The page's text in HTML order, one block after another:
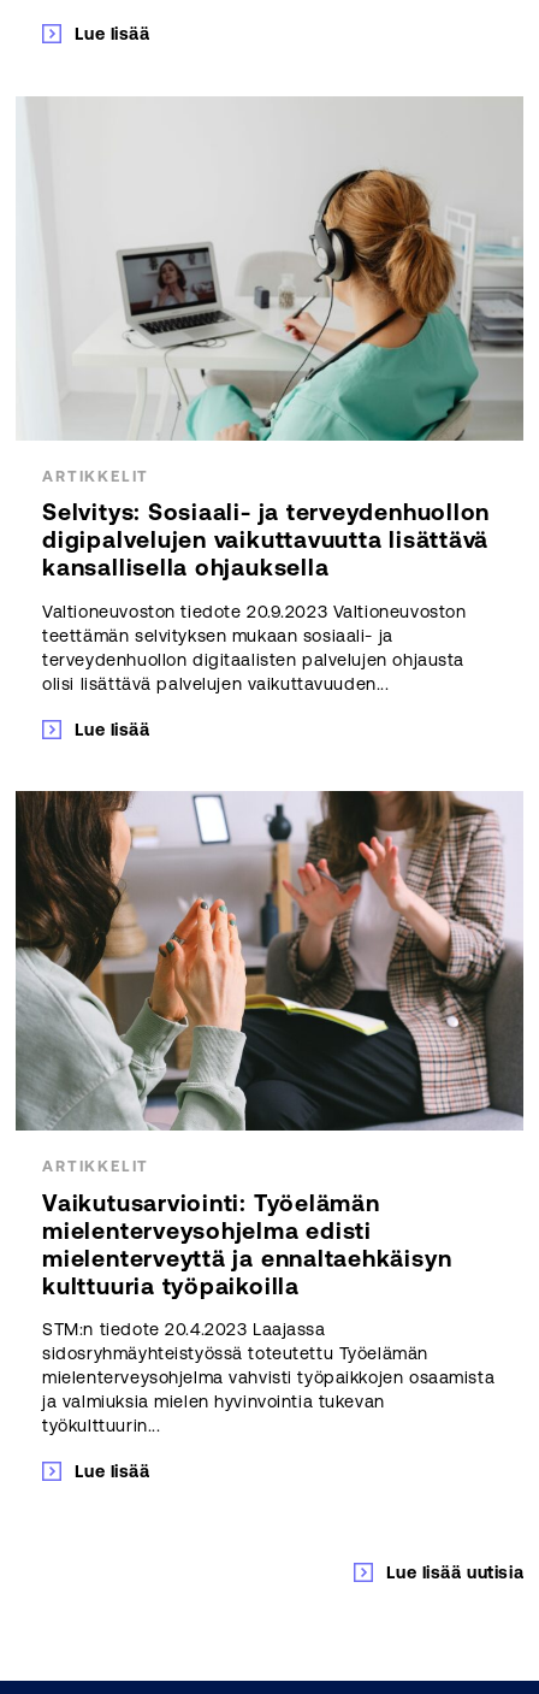
Lue lisää
ARTIKKELIT
Selvitys: Sosiaali- ja terveydenhuollon
digipalvelujen vaikuttavuutta lisättävä
kansallisella ohjauksella
Valtioneuvoston tiedote 20.9.2023 Valtioneuvoston
teettämän selvityksen mukaan sosiaali- ja
terveydenhuollon digitaalisten palvelujen ohjausta
olisi lisättävä palvelujen vaikuttavuuden...
Lue lisää
ARTIKKELIT
Vaikutusarviointi: Työelämän
mielenterveysohjelma edisti
mielenterveyttä ja ennaltaehkäisyn
kulttuuria työpaikoilla
STM:n tiedote 20.4.2023 Laajassa
sidosryhmäyhteistyössä toteutettu Työelämän
mielenterveysohjelma vahvisti työpaikkojen osaamista
ja valmiuksia mielen hyvinvointia tukevan
työkulttuurin...
Lue lisää
Lue lisää uutisia